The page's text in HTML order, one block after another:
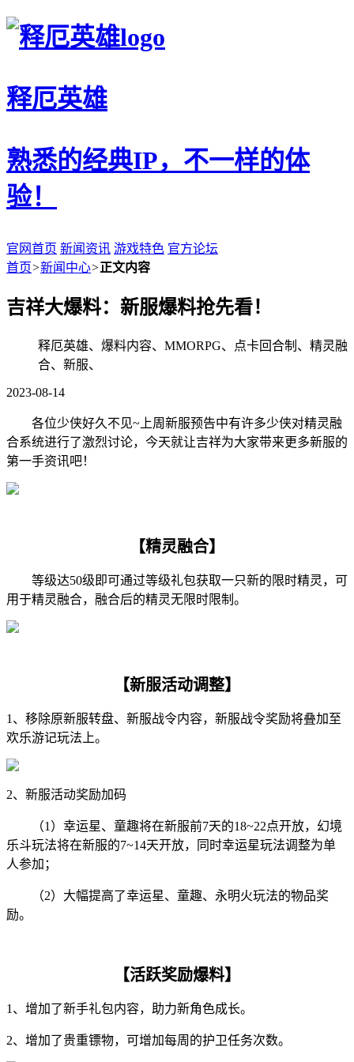
释厄英雄
熟悉的经典IP，不一样的体
验！
官网首页 新闻资讯 游戏特色 官方论坛
首页>新闻中心>正文内容
吉祥大爆料：新服爆料抢先看！
释厄英雄、爆料内容、MMORPG、点卡回合制、精灵融
合、新服、
2023-08-14
各位少侠好久不见~上周新服预告中有许多少侠对精灵融
合系统进行了激烈讨论，今天就让吉祥为大家带来更多新服的
第一手资讯吧！
【精灵融合】
等级达50级即可通过等级礼包获取一只新的限时精灵，可
用于精灵融合，融合后的精灵无限时限制。
【新服活动调整】
1、移除原新服转盘、新服战令内容，新服战令奖励将叠加至
欢乐游记玩法上。
2、新服活动奖励加码
（1）幸运星、童趣将在新服前7天的18~22点开放，幻境
乐斗玩法将在新服的7~14天开放，同时幸运星玩法调整为单
人参加；
（2）大幅提高了幸运星、童趣、永明火玩法的物品奖
励。
【活跃奖励爆料】
1、增加了新手礼包内容，助力新角色成长。
2、增加了贵重镖物，可增加每周的护卫任务次数。